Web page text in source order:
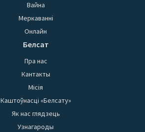
Вайна
Меркаванні
Онлайн
Белсат
Пра нас
Кантакты
Місія
Каштоўнасці «Белсату»
Як нас глядзець
Узнагароды